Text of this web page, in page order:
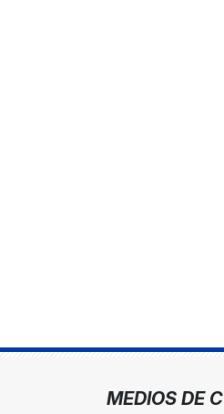
MEDIOS DE